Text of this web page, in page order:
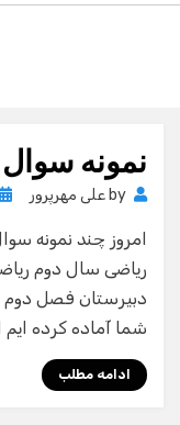
نمونه
by علی مهرپرور
امروز چند نمونه
ریاضی سال دوم
دبیرستان فصل
شما آماده کرده
ادامه مطلب